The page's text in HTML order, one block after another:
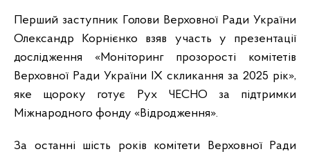
Перший заступник Голови Верховної Ради України
Олександр Корнієнко взяв участь у презентації
дослідження «Моніторинг прозорості комітетів
Верховної Ради України IX скликання за 2025 рік»,
яке щороку готує Рух ЧЕСНО за підтримки
Міжнародного фонду «Відродження».
За останні шість років комітети Верховної Ради